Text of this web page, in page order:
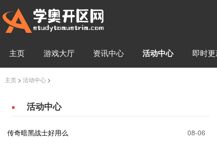
主页 游戏大厅 资讯中心 活动中心 即时
主页 > 活动中心 >
活动中心
传奇暗黑战士好用么 08-06